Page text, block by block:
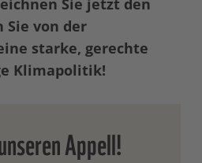
Sie jetzt den
Sie von der
starke, gerechte
Klimapolitik!
Appell!